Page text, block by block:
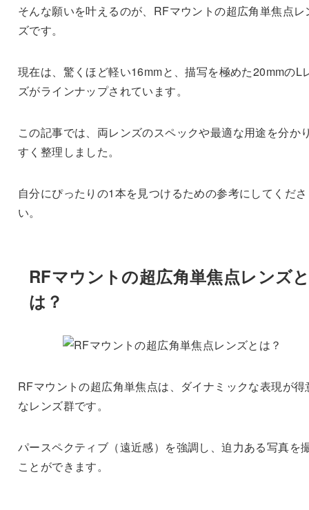
そんな願いを叶えるのが、RFマウントの超広角単焦点レ
ズです。
現在は、驚くほど軽い16mmと、描写を極めた20mmのL
ズがラインナップされています。
この記事では、両レンズのスペックや最適な用途を分か
すく整理しました。
自分にぴったりの1本を見つけるための参考にしてくださ
い。
RFマウントの超広角単焦点レンズ
は？
RFマウントの超広角単焦点は、ダイナミックな表現が得
なレンズ群です。
パースペクティブ（遠近感）を強調し、迫力ある写真を
ことができます。